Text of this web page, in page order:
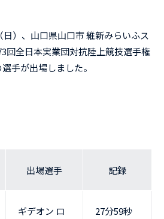
）、山口県山口市 維新みらいふス
回全日本実業団対抗陸上競技選手権
手が出場しました。
出場選手 記録
ギデオン ロ
27分59秒